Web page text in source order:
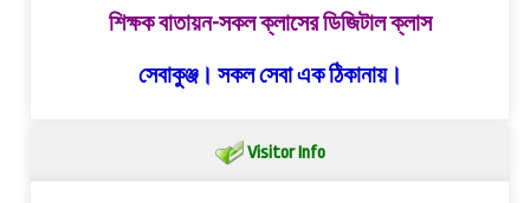
শিক্ষক বাতায়ন-সকল ক্লাসের ডিজিটাল ক্লাস
সেবাকুঞ্জ। সকল সেবা এক ঠিকানায়।
Visitor Info